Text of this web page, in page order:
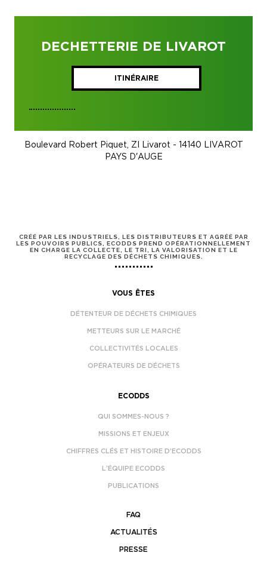
DECHETTERIE DE LIVAROT
ITINÉRAIRE
Boulevard Robert Piquet, ZI Livarot - 14140 LIVAROT
PAYS D'AUGE
CRÉÉ PAR LES INDUSTRIELS, LES DISTRIBUTEURS ET AGRÉÉ PAR
LES POUVOIRS PUBLICS, ECODDS PREND OPÉRATIONNELLEMENT
EN CHARGE LA COLLECTE, LE TRI, LA VALORISATION ET LE
RECYCLAGE DES DÉCHETS CHIMIQUES.
VOUS ÊTES
DÉTENTEUR DE DÉCHETS CHIMIQUES
METTEURS SUR LE MARCHÉ
COLLECTIVITÉS LOCALES
OPÉRATEURS DE DÉCHETS
ECODDS
QUI SOMMES-NOUS ?
MISSIONS ET ENJEUX
CHIFFRES CLÉS ET HISTOIRE D’ECODDS
L’ÉQUIPE ECODDS
PUBLICATIONS
FAQ
ACTUALITÉS
PRESSE